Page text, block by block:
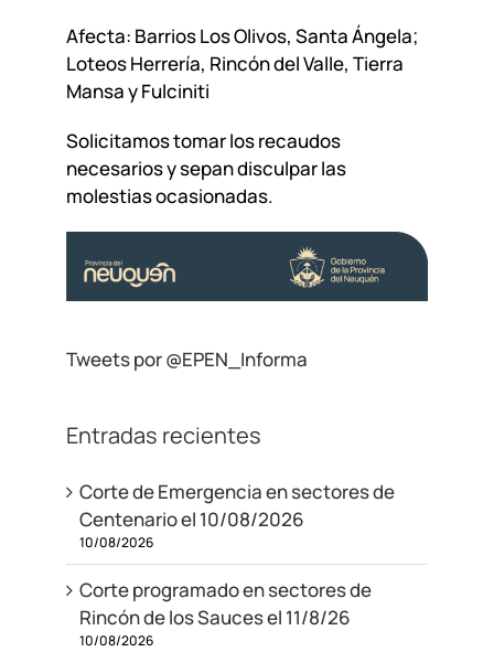
Afecta: Barrios Los Olivos, Santa Ángela;
Loteos Herrería, Rincón del Valle, Tierra
Mansa y Fulciniti
Solicitamos tomar los recaudos
necesarios y sepan disculpar las
molestias ocasionadas.
Tweets por @EPEN_Informa
Entradas recientes
Corte de Emergencia en sectores de
Centenario el 10/08/2026
10/08/2026
Corte programado en sectores de
Rincón de los Sauces el 11/8/26
10/08/2026